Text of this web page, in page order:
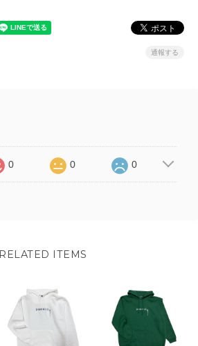
通報する
0 0 0
RELATED ITEMS